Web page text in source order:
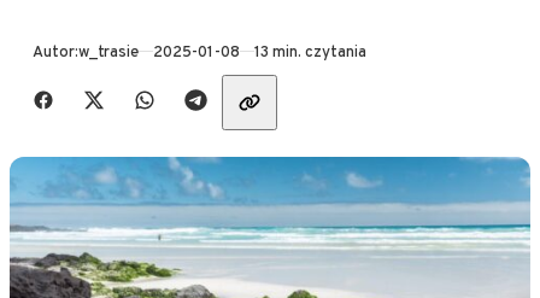
Autor:w_trasie Opublikowano
2025-01-08 13 min. czytania
Udostępnij znajomym